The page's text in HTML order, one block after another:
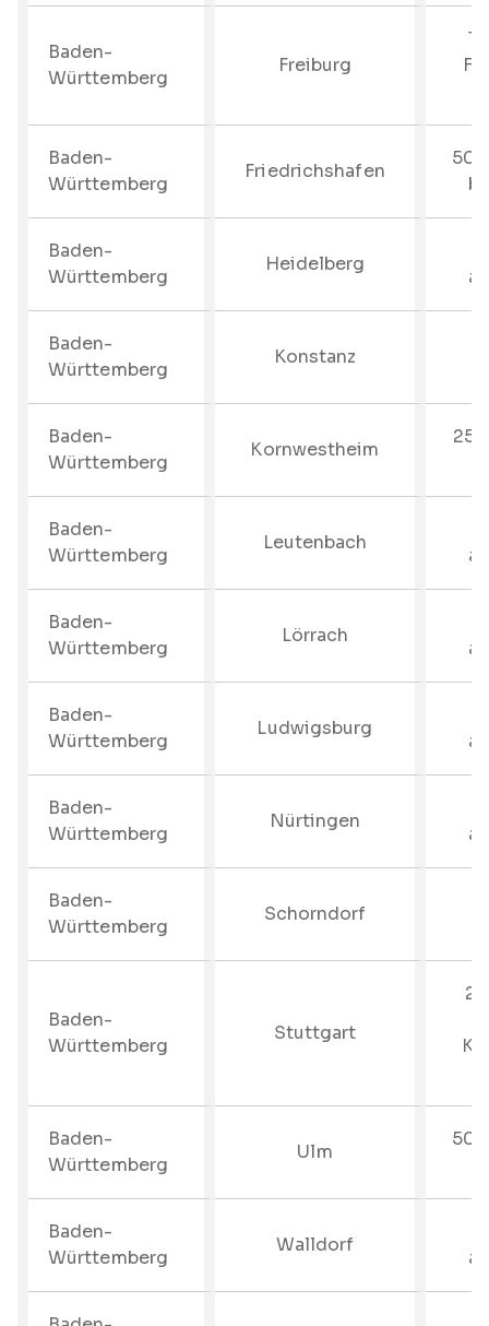
Baden-
Württemberg
Freiburg
Baden-
Württemberg
Friedrichshafen
Baden-
Württemberg
Heidelberg
Baden-
Württemberg
Konstanz
Baden-
Württemberg
Kornwestheim
Baden-
Württemberg
Leutenbach
Baden-
Württemberg
Lörrach
Baden-
Württemberg
Ludwigsburg
Baden-
Württemberg
Nürtingen
Baden-
Württemberg
Schorndorf
Baden-
Württemberg
Stuttgart
Baden-
Württemberg
Ulm
Baden-
Württemberg
Walldorf